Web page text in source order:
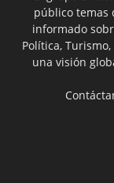
público temas
informado
Política,
una visión